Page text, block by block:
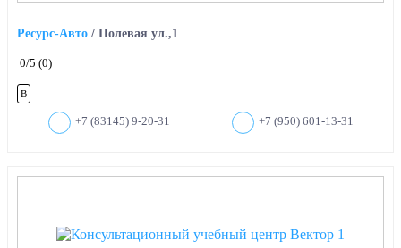
Ресурс-Авто / Полевая ул.,1
0/5 (0)
B
+7 (83145) 9-20-31 +7 (950) 601-13-31